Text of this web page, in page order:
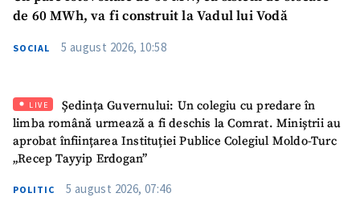
SUSȚINE
de 60 MWh, va fi construit la Vadul lui Vodă
SOCIAL 5 august 2026, 10:58
LIVE
Ședința Guvernului: Un colegiu cu predare în
limba română urmează a fi deschis la Comrat. Miniștrii au
aprobat înființarea Instituției Publice Colegiul Moldo-Turc
„Recep Tayyip Erdogan”
POLITIC 5 august 2026, 07:46